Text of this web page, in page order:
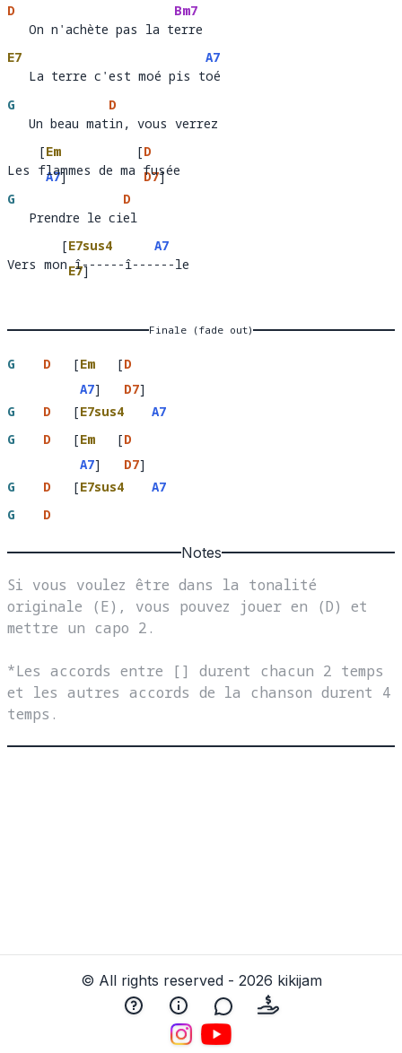
D
   On n'achète pas la t
Bm7
erre
   On n'achète pas la terre
E7
   La terre c'est moé pis t
A7
oé
   La terre c'est moé pis toé
G
   Un beau mat
D
in, vous verrez
   Un beau matin, vous verrez
Les
[Em
lammes de
A7]
fu
[D
ée
D7]
Les flammes de ma fusée
G
   Prendre le ci
D
el
   Prendre le ciel
Vers mo
[E7sus4
î------
E7]
----
A7
le
Vers mon î------î------le
Finale (fade out)
G D [Em
A7]
[D
D7]
G
D [E7sus4
E7]
A7
G
D [Em
A7]
[D
D7]
G
D [E7sus4
A7
G
D
Notes
Si vous voulez être dans la tonalité
originale (E), vous pouvez jouer en (D) et
mettre un capo 2.
*Les accords entre [] durent chacun 2 temps
et les autres accords de la chanson durent 4
temps.
© All rights reserved - 2026 kikijam